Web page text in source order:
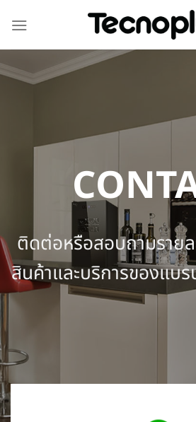
ติดต่อหรือสอบถามราย
สินค้าและบริการของแบ